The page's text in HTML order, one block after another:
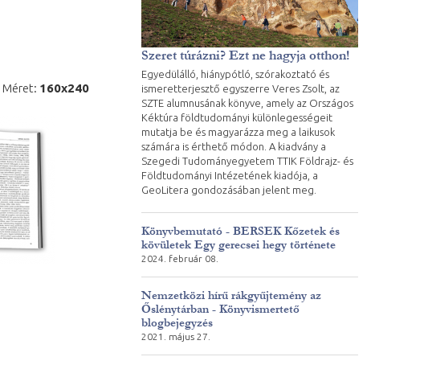
Méret: 160x240
Szeret túrázni? Ezt ne hagyja otthon!
Egyedülálló, hiánypótló, szórakoztató és
ismeretterjesztő egyszerre Veres Zsolt, az
SZTE alumnusának könyve, amely az Országos
Kéktúra földtudományi különlegességeit
mutatja be és magyarázza meg a laikusok
számára is érthető módon. A kiadvány a
Szegedi Tudományegyetem TTIK Földrajz- és
Földtudományi Intézetének kiadója, a
GeoLitera gondozásában jelent meg.
Könyvbemutató - BERSEK Kőzetek és
kövületek Egy gerecsei hegy története
2024. február 08.
Nemzetközi hírű rákgyűjtemény az
Őslénytárban - Könyvismertető
blogbejegyzés
2021. május 27.